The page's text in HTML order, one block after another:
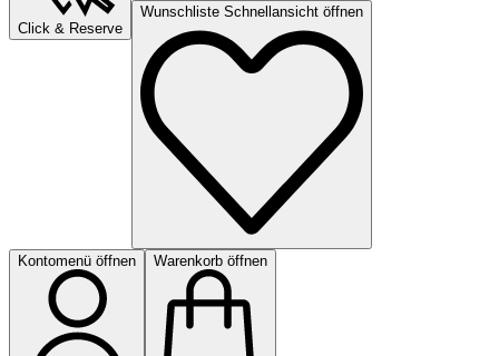
Click & Reserve
Wunschliste Schnellansicht öffnen
Kontomenü öffnen Warenkorb öffnen